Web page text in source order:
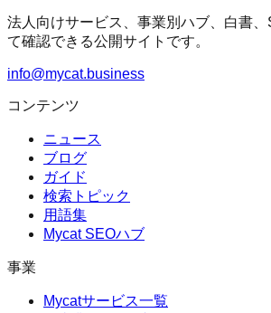
法人向けサービス、事業別ハブ、白書
て確認できる公開サイトです。
info@mycat.business
コンテンツ
ニュース
ブログ
ガイド
検索トピック
用語集
Mycat SEOハブ
事業
Mycatサービス一覧